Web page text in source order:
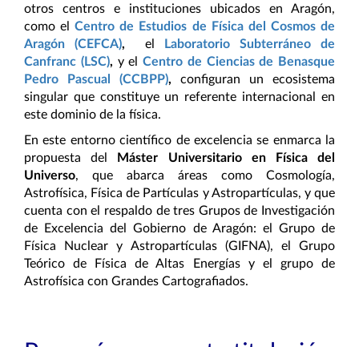
otros centros e instituciones ubicados en Aragón,
como elCentro de Estudios de Física del Cosmos de
Aragón (CEFCA), el
Laboratorio Subterráneo de
Canfranc (LSC), y el Centro de Ciencias de Benasque
Pedro Pascual (CCBPP), configuran un ecosistema
singular que constituye un referente internacional en
este dominio de la física.
En este entorno científico de excelencia se enmarca la
propuesta del
Máster Universitario en Física del
Universo, que abarca áreas como Cosmología,
Astrofísica, Física de Partículas y Astropartículas, y que
cuenta con el respaldo de tres Grupos de Investigación
de Excelencia del Gobierno de Aragón: el Grupo de
Física Nuclear y Astropartículas (GIFNA), el Grupo
Teórico de Física de Altas Energías y el grupo de
Astrofísica con Grandes Cartografiados.